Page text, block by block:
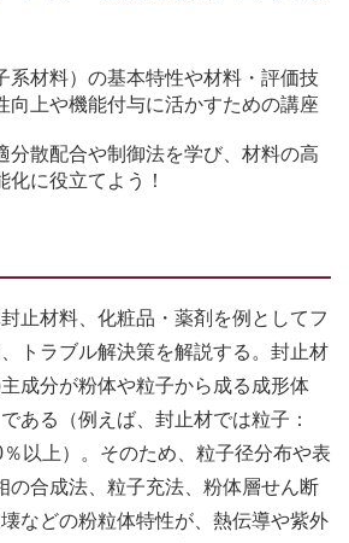
系材料）の基本特性や材料・評価技
向上や機能付与に活かすための講座
分散配合や制御法を学び、材料の高
化に役立てよう！
止材料、化粧品・薬剤を例としてフ
トラブル解決策を解説する。封止材
成分が粉体や粒子から成る成形体
ある（例えば、封止材では粒子：
％以上）。そのため、粒子径分布や表
の合成法、粒子充法、粉体層せん断
などの粉粒体特性が、熱伝導や紫外